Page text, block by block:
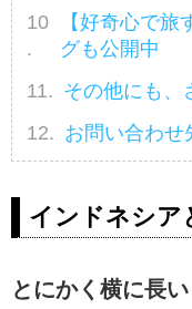
【好奇心で
グも公開中
その他にも、
お問い合わせ
インドネシア
とにかく横に長い